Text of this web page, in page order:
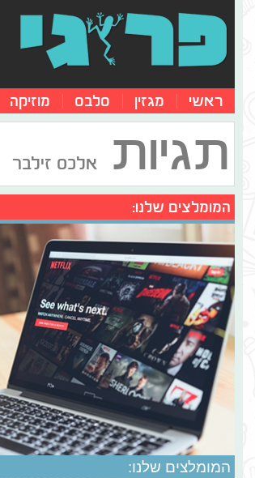
ראשי מגזין סלבס מוזיקה
תגיות אלכס זילבר
המומלצים שלנו:
המומלצים שלנו: